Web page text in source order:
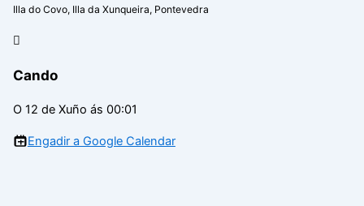
Illa do Covo, Illa da Xunqueira, Pontevedra
Cando
O 12 de Xuño ás 00:01
Engadir a Google Calendar